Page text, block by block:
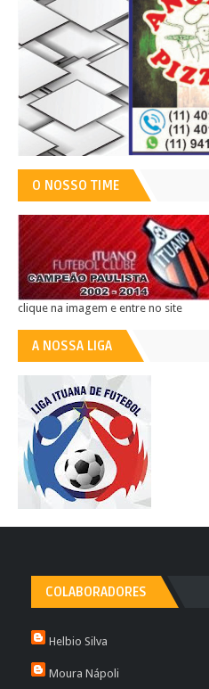
O NOSSO TIME
clique na imagem e entre no site
A NOSSA LIGA
COLABORADORES
Helbio Silva
Moura Nápoli